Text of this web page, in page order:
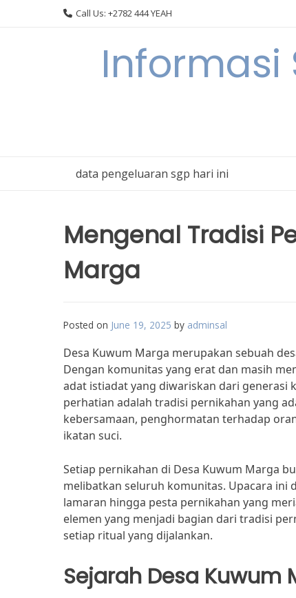
Call Us: +2782 444 YEAH
Informasi
data pengeluaran sgp hari ini
Mengenal Tradisi
Marga
Posted on June 19, 2025 by adminsal
Desa Kuwum Marga merupakan sebuah
Dengan komunitas yang erat dan masih
adat istiadat yang diwariskan dari generasi
perhatian adalah tradisi pernikahan yang
kebersamaan, penghormatan terhadap
ikatan suci.
Setiap pernikahan di Desa Kuwum Marga
melibatkan seluruh komunitas. Upacara ini
lamaran hingga pesta pernikahan yang
elemen yang menjadi bagian dari tradisi
setiap ritual yang dijalankan.
Sejarah Desa Kuwum